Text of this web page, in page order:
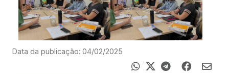
Data da publicação: 04/02/2025